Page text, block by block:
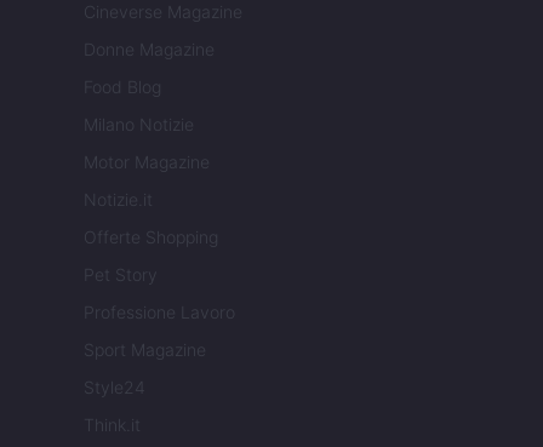
Cineverse Magazine
Donne Magazine
Food Blog
Milano Notizie
Motor Magazine
Notizie.it
Offerte Shopping
Pet Story
Professione Lavoro
Sport Magazine
Style24
Think.it